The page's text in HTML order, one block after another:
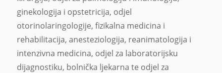
ginekologija i opstetricija, odjel
otorinolaringologije, fizikalna medicina i
rehabilitacija, anesteziologija, reanimatologija i
intenzivna medicina, odjel za laboratorijsku
dijagnostiku, bolnička ljekarna te odjel za